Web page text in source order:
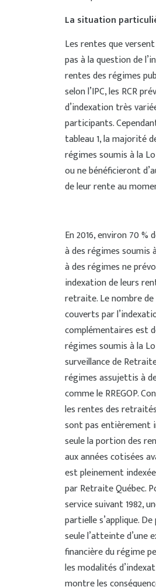
La situation
Les rentes que versent
pas à la question de
rentes des régimes
selon l’IPC, les RCR
d’indexation très
participants.
tableau 1, la majorité
régimes soumis à la
ou ne bénéficieront
de leur rente au
En 2016, environ 70
à des régimes soumis
à des régimes ne
indexation de leurs
retraite. Le nombre
couverts par
complémentaires est
régimes soumis à la
surveillance de
régimes assujettis à
comme le RREGOP.
les rentes des
sont pas entièrement
seule la portion des
aux années cotisées
est pleinement
par Retraite Québec.
service suivant 1982,
partielle s’applique. De
seule l’atteinte d’une
financière du régime
les modalités
montre les